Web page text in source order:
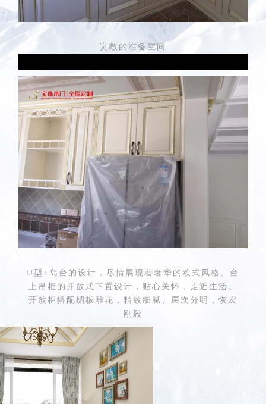
宽敞的准备空间
U型 + 岛台的设计，尽情展现着奢华的欧式风格。台
上吊柜的开放式下置设计，贴心关怀，走近生活。
开放柜搭配楣板雕花，精致细腻、层次分明，恢宏
刚毅